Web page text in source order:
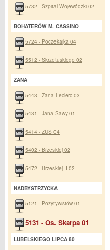
5732 - Szpital Wojewódzki 02
BOHATERÓW M. CASSINO
5724 - Poczekajka 04
5512 - Skrzetuskiego 02
ZANA
5443 - Zana Leclerc 03
5431 - Jana Sawy 01
5414 - ZUS 04
5402 - Brzeskiej 02
5472 - Brzeskiej II 02
NADBYSTRZYCKA
5121 - Pozytywistów 01
5131 - Os. Skarpa 01
LUBELSKIEGO LIPCA 80